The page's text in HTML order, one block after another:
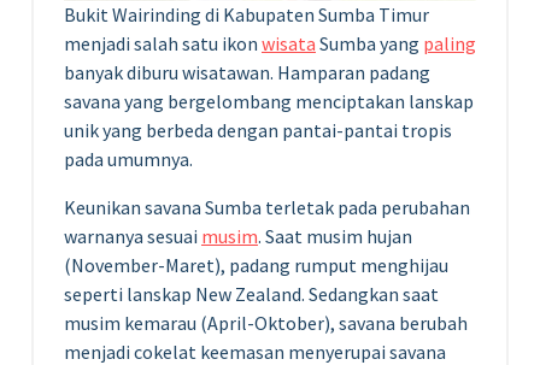
Bukit Wairinding di Kabupaten Sumba Timur
menjadi salah satu ikon wisata Sumba yang paling
banyak diburu wisatawan. Hamparan padang
savana yang bergelombang menciptakan lanskap
unik yang berbeda dengan pantai-pantai tropis
pada umumnya.
Keunikan savana Sumba terletak pada perubahan
warnanya sesuai musim. Saat musim hujan
(November-Maret), padang rumput menghijau
seperti lanskap New Zealand. Sedangkan saat
musim kemarau (April-Oktober), savana berubah
menjadi cokelat keemasan menyerupai savana